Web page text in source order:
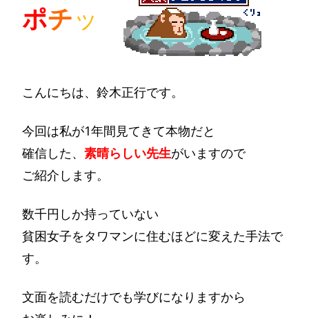
ポチッ
こんにちは、鈴木正行です。
今回は私が1年間見てきて本物だと
確信した、 素晴らしい先生がいますので
ご紹介します。
数千円しか持っていない
貧困女子をタワマンに住むほどに変えた手法で
す。
文面を読むだけでも学びになりますから